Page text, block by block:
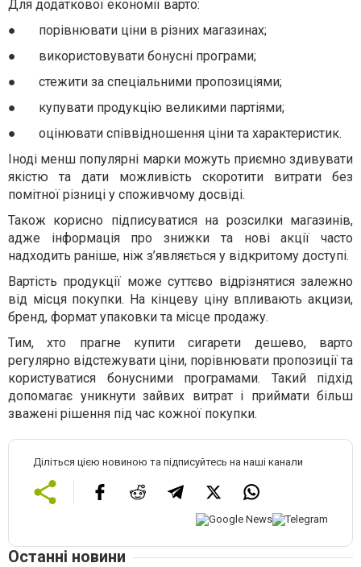
Для додаткової економії варто:
●
порівнювати ціни в різних магазинах;
●
використовувати бонусні програми;
●
стежити за спеціальними пропозиціями;
●
купувати продукцію великими партіями;
●
оцінювати співвідношення ціни та характеристик.
Іноді менш популярні марки можуть приємно здивувати
якістю та дати можливість скоротити витрати без
помітної різниці у споживчому досвіді.
Також корисно підписуватися на розсилки магазинів,
адже інформація про знижки та нові акції часто
надходить раніше, ніж з’являється у відкритому доступі.
Вартість продукції може суттєво відрізнятися залежно
від місця покупки. На кінцеву ціну впливають акцизи,
бренд, формат упаковки та місце продажу.
Тим, хто прагне купити сигарети дешево, варто
регулярно відстежувати ціни, порівнювати пропозиції та
користуватися бонусними програмами. Такий підхід
допомагає уникнути зайвих витрат і приймати більш
зважені рішення під час кожної покупки.
Діліться цією новиною та підписуйтесь на наші канали
Останні новини